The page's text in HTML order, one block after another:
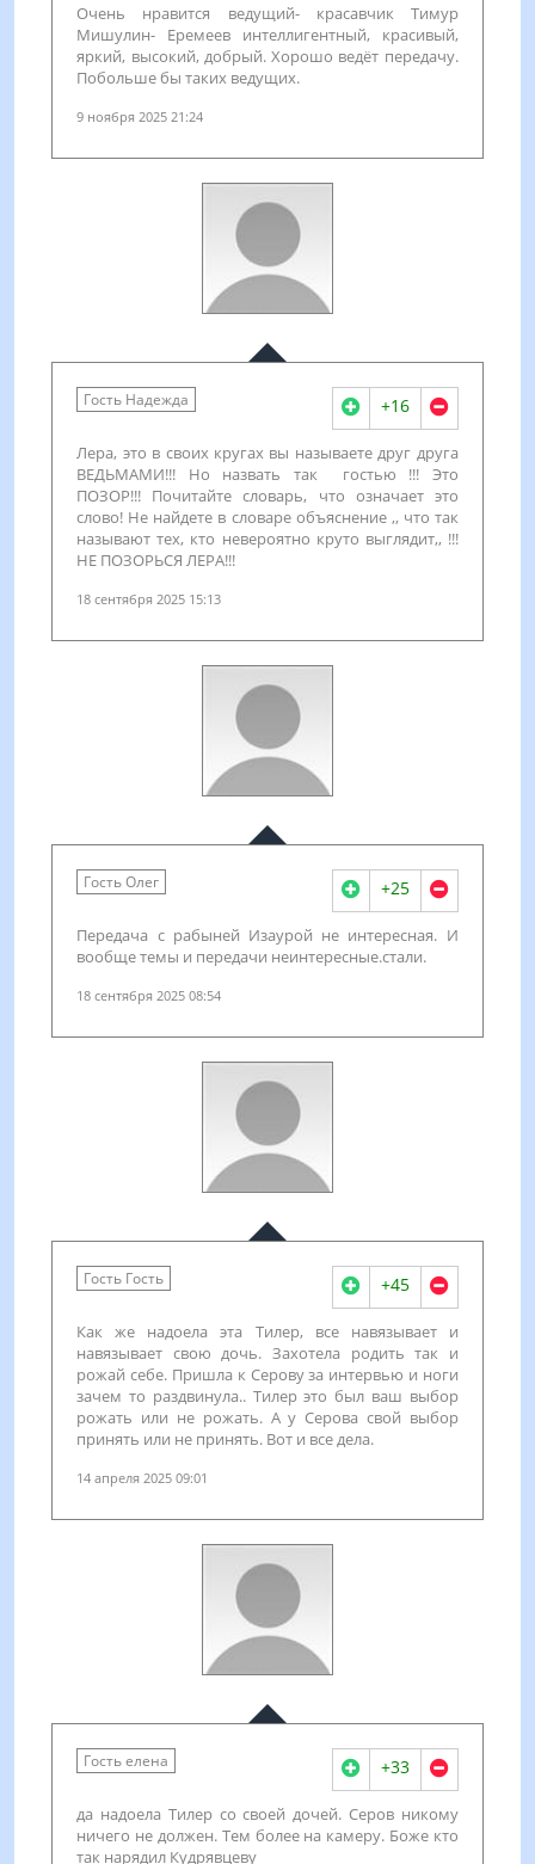
Очень нравится ведущий- красавчик Тимур
Мишулин- Еремеев интеллигентный, красивый,
яркий, высокий, добрый. Хорошо ведёт передачу.
Побольше бы таких ведущих.
9 ноября 2025 21:24
Гость Надежда +16
Лера, это в своих кругах вы называете друг друга
ВЕДЬМАМИ!!! Но назвать так гостью !!! Это
ПОЗОР!!! Почитайте словарь, что означает это
слово! Не найдете в словаре объяснение ,, что так
называют тех, кто невероятно круто выглядит,, !!!
НЕ ПОЗОРЬСЯ ЛЕРА!!!
18 сентября 2025 15:13
Гость Олег +25
Передача с рабыней Изаурой не интересная. И
вообще темы и передачи неинтересные.стали.
18 сентября 2025 08:54
Гость Гость +45
Как же надоела эта Тилер, все навязывает и
навязывает свою дочь. Захотела родить так и
рожай себе. Пришла к Серову за интервью и ноги
зачем то раздвинула.. Тилер это был ваш выбор
рожать или не рожать. А у Серова свой выбор
принять или не принять. Вот и все дела.
14 апреля 2025 09:01
Гость елена +33
да надоела Тилер со своей дочей. Серов никому
ничего не должен. Тем более на камеру. Боже кто
так нарядил Кудрявцеву